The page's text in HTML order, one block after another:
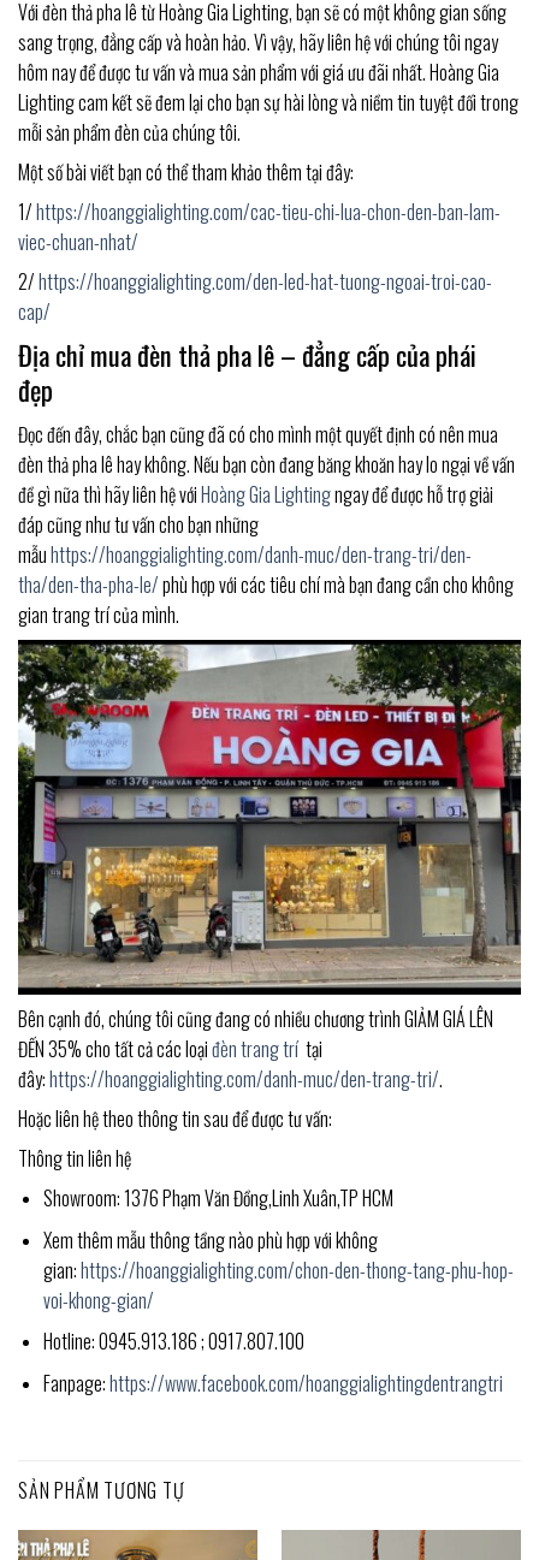
Với đèn thả pha lê từ Hoàng Gia Lighting, bạn sẽ có một không gian sống
sang trọng, đẳng cấp và hoàn hảo. Vì vậy, hãy liên hệ với chúng tôi ngay
hôm nay để được tư vấn và mua sản phẩm với giá ưu đãi nhất. Hoàng Gia
Lighting cam kết sẽ đem lại cho bạn sự hài lòng và niềm tin tuyệt đối trong
mỗi sản phẩm đèn của chúng tôi.
Một số bài viết bạn có thể tham khảo thêm tại đây:
1/https://hoanggialighting.com/cac-tieu-chi-lua-chon-den-ban-lam-
viec-chuan-nhat/
2/https://hoanggialighting.com/den-led-hat-tuong-ngoai-troi-cao-
cap/
Địa chỉ mua đèn thả pha lê – đẳng cấp của phái
đẹp
Đọc đến đây, chắc bạn cũng đã có cho mình một quyết định có nên mua
đèn thả pha lê hay không. Nếu bạn còn đang băng khoăn hay lo ngại về vấn
đề gì nữa thì hãy liên hệ vớiHoàng Gia Lightingngay để được hỗ trợ giải
đáp cũng như tư vấn cho bạn những
mẫuhttps://hoanggialighting.com/danh-muc/den-trang-tri/den-
tha/den-tha-pha-le/phù hợp với các tiêu chí mà bạn đang cần cho không
gian trang trí của mình.
Bên cạnh đó, chúng tôi cũng đang có nhiều chương trình GIẢM GIÁ LÊN
ĐẾN 35% cho tất cả các loạiđèn trang trí tại
đây:https://hoanggialighting.com/danh-muc/den-trang-tri/.
Hoặc liên hệ theo thông tin sau để được tư vấn:
Thông tin liên hệ
Showroom: 1376 Phạm Văn Đồng,Linh Xuân,TP HCM
Xem thêm mẫu thông tầng nào phù hợp với không
gian:https://hoanggialighting.com/chon-den-thong-tang-phu-hop-
voi-khong-gian/
Hotline: 0945.913.186 ; 0917.807.100
Fanpage:https://www.facebook.com/hoanggialightingdentrangtri
SẢN PHẨM TƯƠNG TỰ